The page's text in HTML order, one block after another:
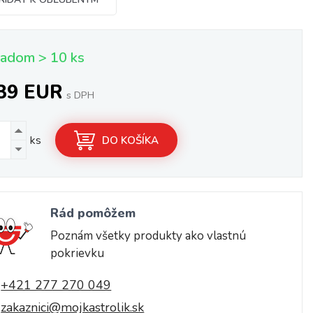
> 10 ks
EUR s DPH
ks DO KOŠÍKA
Rád pomôžem
Poznám všetky produkty ako vlastnú
pokrievku
+421 277 270 049
zakaznici@mojkastrolik.sk